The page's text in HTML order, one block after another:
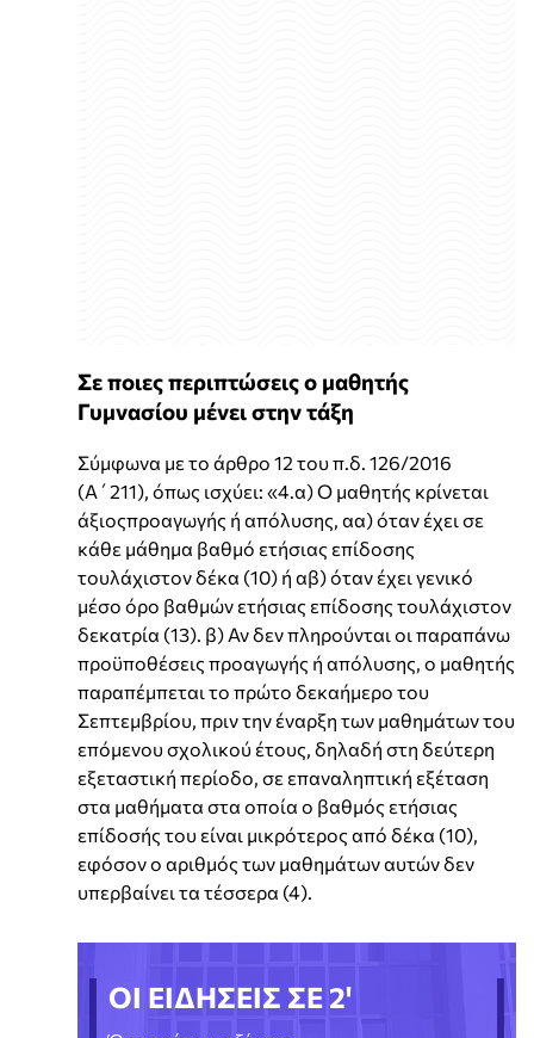
Σε ποιες περιπτώσεις ο μαθητής
Γυμνασίου μένει στην τάξη
Σύμφωνα με το άρθρο 12 του π.δ. 126/2016
(Α΄211), όπως ισχύει: «4.α) Ο μαθητής κρίνεται
άξιοςπροαγωγής ή απόλυσης, αα) όταν έχει σε
κάθε μάθημα βαθμό ετήσιας επίδοσης
τουλάχιστον δέκα (10) ή αβ) όταν έχει γενικό
μέσο όρο βαθμών ετήσιας επίδοσης τουλάχιστον
δεκατρία (13). β) Αν δεν πληρούνται οι παραπάνω
προϋποθέσεις προαγωγής ή απόλυσης, ο μαθητής
παραπέμπεται το πρώτο δεκαήμερο του
Σεπτεμβρίου, πριν την έναρξη των μαθημάτων του
επόμενου σχολικού έτους, δηλαδή στη δεύτερη
εξεταστική περίοδο, σε επαναληπτική εξέταση
στα μαθήματα στα οποία ο βαθμός ετήσιας
επίδοσής του είναι μικρότερος από δέκα (10),
εφόσον ο αριθμός των μαθημάτων αυτών δεν
υπερβαίνει τα τέσσερα (4).
ΟΙ ΕΙΔΗΣΕΙΣ ΣΕ 2'